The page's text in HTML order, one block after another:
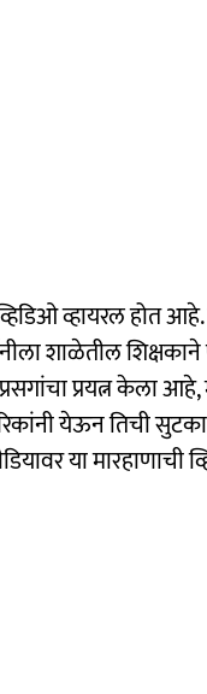
व्हायरल होत
शाळेतील शिक्षकाने
प्रयत्न केला आहे,
येऊन तिची
या मारहाणाची